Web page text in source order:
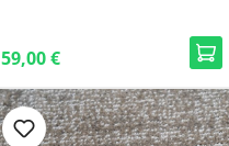
59,00 €